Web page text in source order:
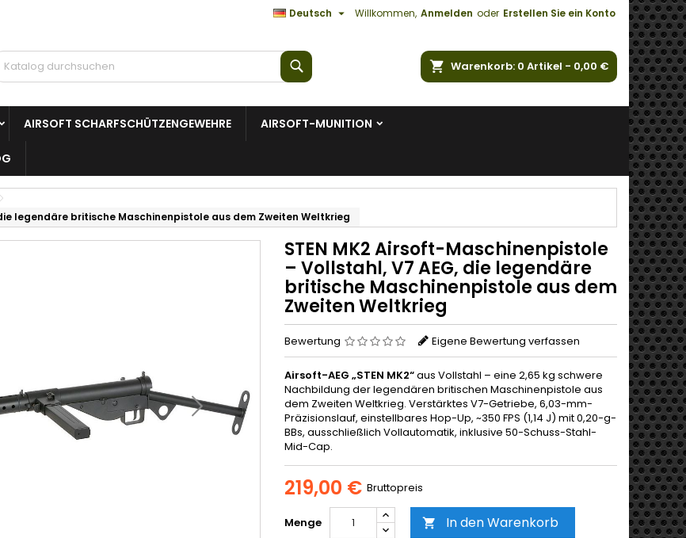
Willkommen, Anmelden oder Erstellen Sie ein Konto
Deutsch 
Warenkorb 0 Artikel - 0,00 €
AIRSOFT SCHARFSCHÜTZENGEWEHRE AIRSOFT-MUNITION
legendäre britische Maschinenpistole aus dem Zweiten Weltkrieg
STEN MK2 Airsoft-Maschinenpistole
– Vollstahl, V7 AEG, die legendäre
britische Maschinenpistole aus dem
Zweiten Weltkrieg
Bewertung Eigene Bewertung verfassen
Airsoft-AEG „STEN MK2“aus Vollstahl – eine 2,65 kg schwere
Nachbildung der legendären britischen Maschinenpistole aus
dem Zweiten Weltkrieg. Verstärktes V7-Getriebe, 6,03-mm-
Präzisionslauf, einstellbares Hop-Up, ~350 FPS (1,14 J) mit 0,20-g-
BBs, ausschließlich Vollautomatik, inklusive 50-Schuss-Stahl-
Mid-Cap.
219,00 € Bruttopreis
Menge  In den Warenkorb